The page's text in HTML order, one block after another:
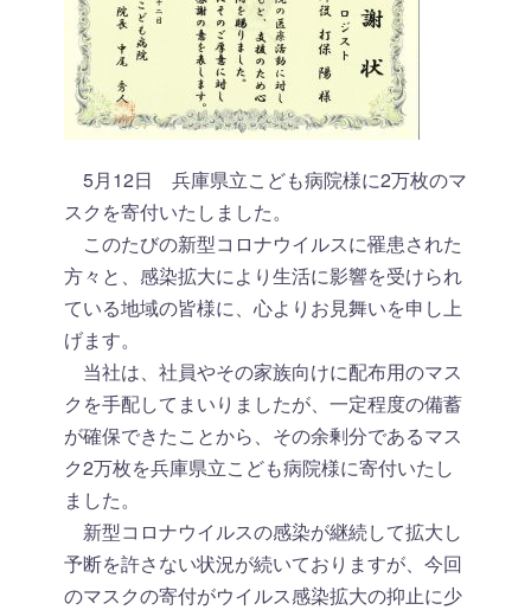
5月12日 兵庫県立こども病院様に2万枚のマ
スクを寄付いたしました。
このたびの新型コロナウイルスに罹患された
方々と、感染拡大により生活に影響を受けられ
ている地域の皆様に、心よりお見舞いを申し上
げます。
当社は、社員やその家族向けに配布用のマス
クを手配してまいりましたが、一定程度の備蓄
が確保できたことから、その余剰分であるマス
ク2万枚を兵庫県立こども病院様に寄付いたし
ました。
新型コロナウイルスの感染が継続して拡大し
予断を許さない状況が続いておりますが、今回
のマスクの寄付がウイルス感染拡大の抑止に少